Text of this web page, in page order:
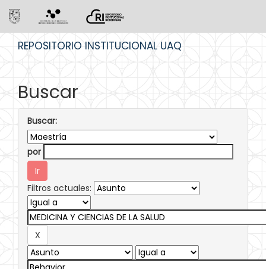
REPOSITORIO INSTITUCIONAL UAQ
Buscar
Buscar:
por
Filtros actuales: